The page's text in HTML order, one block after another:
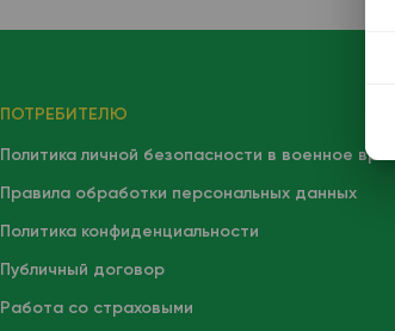
ПОТРЕБИТЕЛЮ
Политика личной безопасности в военное
Правила обработки персональных данных
Политика конфиденциальности
Публичный договор
Работа со страховыми